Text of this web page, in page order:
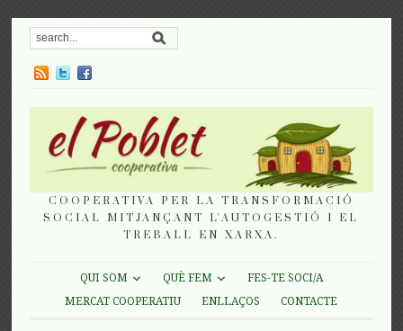
COOPERATIVA PER LA TRANSFORMACIÓ
SOCIAL MITJANÇANT L'AUTOGESTIÓ I EL
TREBALL EN XARXA.
QUI SOM QUÈ FEM
FES-TE SOCI/A
MERCAT COOPERATIU
ENLLAÇOS CONTACTE